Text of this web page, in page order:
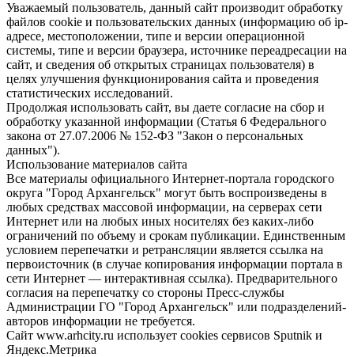
Уважаемый пользователь, данный сайт производит обработку
файлов cookie и пользовательских данных (информацию об ip-
адресе, местоположении, типе и версии операционной
системы, типе и версии браузера, источнике переадресации на
сайт, и сведения об открытых страницах пользователя) в
целях улучшения функционирования сайта и проведения
статистических исследований.
Продолжая использовать сайт, вы даете согласие на сбор и
обработку указанной информации (Статья 6 Федерального
закона от 27.07.2006 № 152-ФЗ "Закон о персональных
данных").
Использование материалов сайта
Все материалы официального Интернет-портала городского
округа "Город Архангельск" могут быть воспроизведены в
любых средствах массовой информации, на серверах сети
Интернет или на любых иных носителях без каких-либо
ограничений по объему и срокам публикации. Единственным
условием перепечатки и ретрансляции является ссылка на
первоисточник (в случае копирования информации портала в
сети Интернет — интерактивная ссылка). Предварительного
согласия на перепечатку со стороны Пресс-службы
Администрации ГО "Город Архангельск" или подразделений-
авторов информации не требуется.
Сайт www.arhcity.ru использует cookies сервисов Sputnik и
Яндекс.Метрика